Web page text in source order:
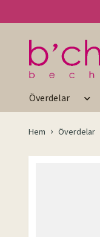
Överdelar
Hem Överdelar